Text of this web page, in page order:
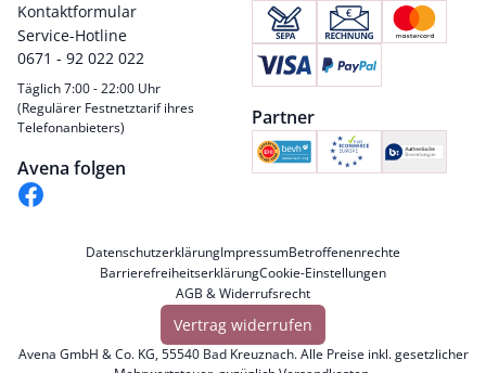
Kontaktformular
Service-Hotline
0671 - 92 022 022
Täglich 7:00 - 22:00 Uhr
(Regulärer Festnetztarif ihres
Telefonanbieters)
Avena folgen
Partner
DatenschutzerklärungImpressumBetroffenenrechte
BarrierefreiheitserklärungCookie-Einstellungen
AGB & Widerrufsrecht
Vertrag widerrufen
Avena GmbH & Co. KG, 55540 Bad Kreuznach. Alle Preise inkl. gesetzlicher